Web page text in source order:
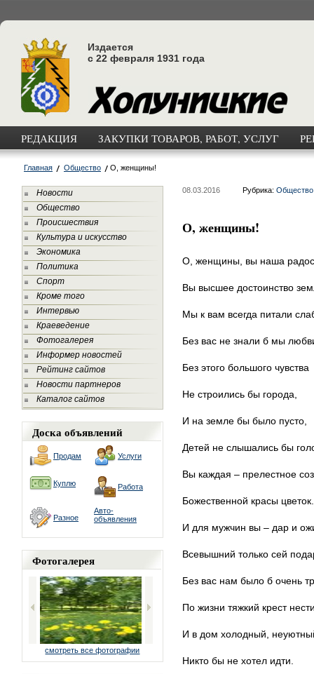
Издается
с 22 февраля 1931 года
РЕДАКЦИЯ ЗАКУПКИ ТОВАРОВ, РАБОТ, УСЛУГ
Главная Общество О, женщины!
Новости
Общество
Происшествия
Культура и искусство
Экономика
Политика
Спорт
Кроме того
Интервью
Краеведение
Фотогалерея
Информер новостей
Рейтинг сайтов
Новости партнеров
Каталог сайтов
Доска объявлений
Продам Услуги
Куплю Работа
Разное
Авто-
объявления
Фотогалерея
смотреть все фотографии
08.03.2016 Рубрика: Общество
О, женщины!
О, женщины, вы наша
Вы высшее достоинство
Мы к вам всегда питали
Без вас не знали б мы
Без этого большого чувства
Не строились бы города,
И на земле бы было пусто,
Детей не слышались бы
Вы каждая – прелестное
Божественной красы цветок.
И для мужчин вы – дар и
Всевышний только сей
Без вас нам было б очень
По жизни тяжкий крест
И в дом холодный,
Никто бы не хотел идти.